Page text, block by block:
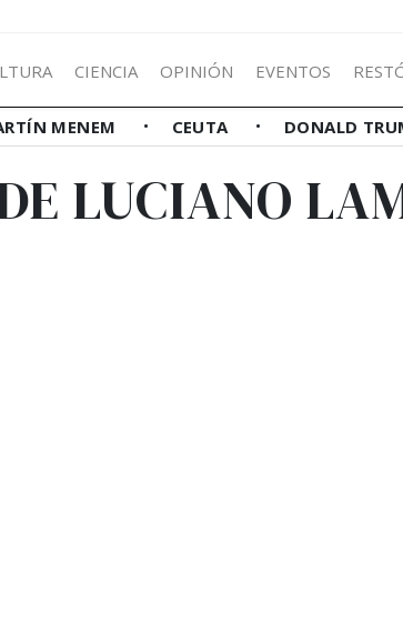
CIENCIA OPINIÓN EVENTOS
MENEM CEUTA DONALD
LUCIANO